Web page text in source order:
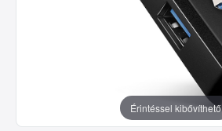
Érintéssel kibővíthető